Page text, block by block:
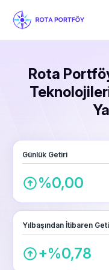
Rota
Günlük Getiri
%0,00
Yılbaşından İtibaren
+%0,78